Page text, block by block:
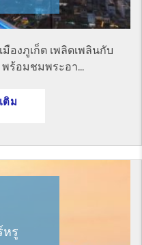
องภูเก็ต เพลิดเพลินกับ
ร้อมชมพระอา...
ติม
หรู